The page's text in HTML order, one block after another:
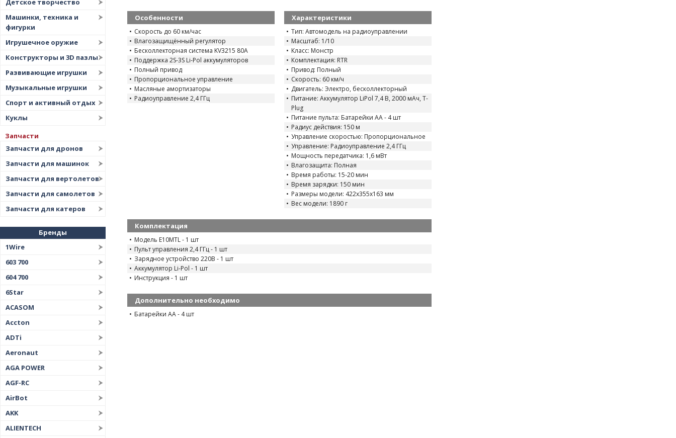
Детское творчество
Машинки, техника и
фигурки
Игрушечное оружие
Конструкторы и 3D пазлы
Развивающие игрушки
Музыкальные игрушки
Спорт и активный отдых
Куклы
Запчасти
Запчасти для дронов
Запчасти для машинок
Запчасти для вертолетов
Запчасти для самолетов
Запчасти для катеров
Бренды
1Wire
603 700
604 700
6Star
ACASOM
Accton
ADTi
Aeronaut
AGA POWER
AGF-RC
AirBot
AKK
ALIENTECH
Особенности
Скорость до 60 км/час
Влагозащищённый регулятор
Бесколлекторная система KV3215 80A
Поддержка 2S-3S Li-Pol аккумуляторов
Полный привод
Пропорциональное управление
Масляные амортизаторы
Радиоуправление 2,4 ГГц
Характеристики
Тип: Автомодель на радиоуправлении
Масштаб: 1/10
Класс: Монстр
Комплектация: RTR
Привод: Полный
Скорость: 60 км/ч
Двигатель: Электро, бесколлекторный
Питание: Аккумулятор LiPol 7,4 В, 2000 мАч, T-
Plug
Питание пульта: Батарейки AA - 4 шт
Радиус действия: 150 м
Управление скоростью: Пропорциональное
Управление: Радиоуправление 2,4 ГГц
Мощность передатчика: 1,6 мВт
Влагозащита: Полная
Время работы: 15-20 мин
Время зарядки: 150 мин
Размеры модели: 422x355x163 мм
Вес модели: 1890 г
Комплектация
Модель E10MTL - 1 шт
Пульт управления 2,4 ГГц - 1 шт
Зарядное устройство 220В - 1 шт
Аккумулятор Li-Pol - 1 шт
Инструкция - 1 шт
Дополнительно необходимо
Батарейки AA - 4 шт